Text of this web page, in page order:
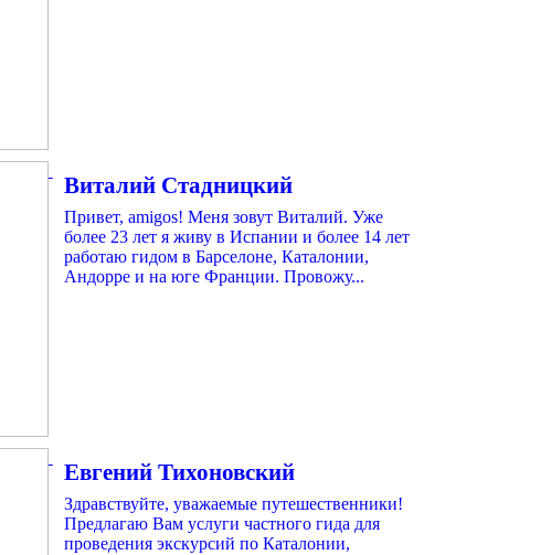
Виталий Стадницкий
Привет, amigos! Меня зовут Виталий. Уже
более 23 лет я живу в Испании и более 14 лет
работаю гидом в Барселоне, Каталонии,
Андорре и на юге Франции. Провожу...
Евгений Тихоновский
Здравствуйте, уважаемые путешественники!
Предлагаю Вам услуги частного гида для
проведения экскурсий по Каталонии,